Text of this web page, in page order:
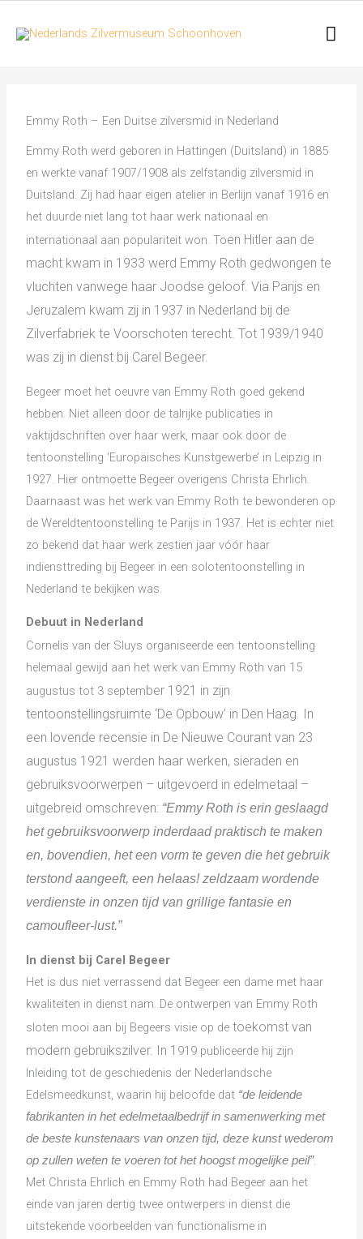
naar
Emmy Roth – Een Duitse zilversmid in Nederland
Emmy Roth werd geboren in Hattingen (Duitsland) in 1885
en werkte vanaf 1907/1908 als zelfstandig zilversmid in
Duitsland. Zij had haar eigen atelier in Berlijn vanaf 1916 en
het duurde niet lang tot haar werk nationaal en
internationaal aan populariteit won. Toen Hitler aan de
macht kwam in 1933 werd Emmy Roth gedwongen te
vluchten vanwege haar Joodse geloof. Via Parijs en
Jeruzalem kwam zij in 1937 in Nederland bij de
Zilverfabriek te Voorschoten terecht. Tot 1939/1940
was zij in dienst bij Carel Begeer.
Begeer moet het oeuvre van Emmy Roth goed gekend
hebben. Niet alleen door de talrijke publicaties in
vaktijdschriften over haar werk, maar ook door de
tentoonstelling ‘Europäisches Kunstgewerbe’ in Leipzig in
1927. Hier ontmoette Begeer overigens Christa Ehrlich.
Daarnaast was het werk van Emmy Roth te bewonderen op
de Wereldtentoonstelling te Parijs in 1937. Het is echter niet
zo bekend dat haar werk zestien jaar vóór haar
indiensttreding bij Begeer in een solotentoonstelling in
Nederland te bekijken was.
Debuut in Nederland
Cornelis van der Sluys organiseerde een tentoonstelling
helemaal gewijd aan het werk van Emmy Roth van 15
augustus tot 3 september 1921 in zijn
tentoonstellingsruimte ‘De Opbouw’ in Den Haag. In
een lovende recensie in De Nieuwe Courant van 23
augustus 1921 werden haar werken, sieraden en
gebruiksvoorwerpen – uitgevoerd in edelmetaal –
uitgebreid omschreven: “Emmy Roth is erin geslaagd
het gebruiksvoorwerp inderdaad praktisch te maken
en, bovendien, het een vorm te geven die het gebruik
terstond aangeeft, een helaas! zeldzaam wordende
verdienste in onzen tijd van grillige fantasie en
camoufleer-lust.”
In dienst bij Carel Begeer
Het is dus niet verrassend dat Begeer een dame met haar
kwaliteiten in dienst nam. De ontwerpen van Emmy Roth
sloten mooi aan bij Begeers visie op detoekomst van
modern gebruikszilver. In 1 919 publiceerde hij zijn
Inleiding tot de geschiedenis der Nederlandsche
Edelsmeedkunst, waarin hij beloofde dat “de leidende
fabrikanten in het edelmetaalbedrijf in samenwerking met
de beste kunstenaars van onzen tijd, deze kunst wederom
op zullen weten te voeren tot het hoogst mogelijke peil”.
Met Christa Ehrlich en Emmy Roth had Begeer aan het
einde van jaren dertig twee ontwerpers in dienst die
uitstekende voorbeelden van functionalisme in